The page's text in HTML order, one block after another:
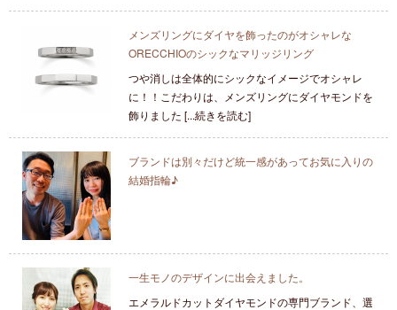
メンズリングにダイヤを飾ったのがオシャレな
ORECCHIOのシックなマリッジリング
つや消しは全体的にシックなイメージでオシャレ
に！！こだわりは、メンズリングにダイヤモンドを
飾りました [...続きを読む]
ブランドは別々だけど統一感があってお気に入りの
結婚指輪♪
一生モノのデザインに出会えました。
エメラルドカットダイヤモンドの専門ブランド、選